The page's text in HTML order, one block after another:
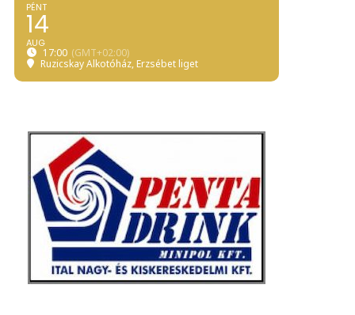
PÉNT
14
AUG
17:00 (GMT+02:00)
Ruzicskay Alkotóház, Erzsébet liget